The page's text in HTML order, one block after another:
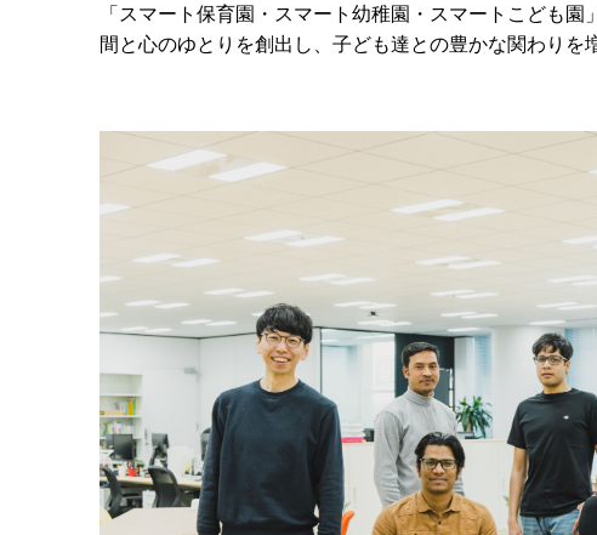
「スマート保育園・スマート幼稚園・スマートこども
間と心のゆとりを創出し、子ども達との豊かな関わりを